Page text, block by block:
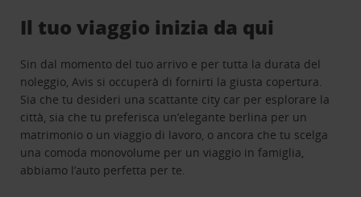
Il tuo viaggio inizia da qui
Sin dal momento del tuo arrivo e per tutta la durata del
noleggio, Avis si occuperà di fornirti la giusta copertura.
Sia che tu desideri una scattante city car per esplorare la
città, sia che tu preferisca un’elegante berlina per un
matrimonio o un viaggio di lavoro, o ancora che tu scelga
una comoda monovolume per un viaggio in famiglia,
abbiamo l’auto perfetta per te.